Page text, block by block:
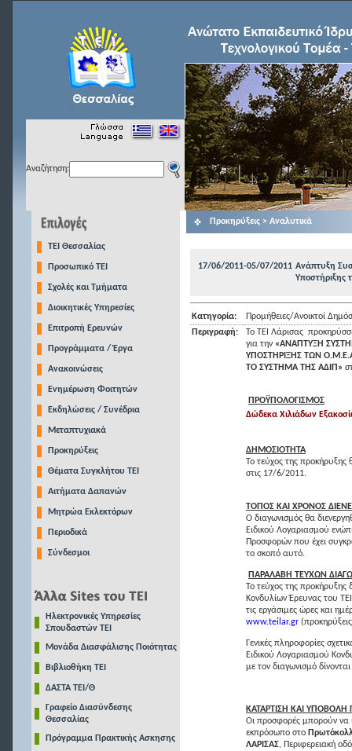
Αναζήτηση:
TEI Θεσσαλίας
Προσωπικό ΤΕΙ
Σχολές και Τμήματα
Διοικητικές Υπηρεσίες
Επιτροπή Ερευνών
Προγράμματα / Έργα
Ανακοινώσεις
Ενημέρωση Φοιτητών
Εκδηλώσεις / Συνέδρια
Μεταπτυχιακά
Προκηρύξεις
Θέματα Συγκλήτου ΤΕΙ
Αιτήματα Δαπανών
Μητρώα Εκλεκτόρων
Περιοδικά
Σύνδεσμοι
Ηλεκτρονικές Υπηρεσίες
Σπουδαστών ΤΕΙ
Μονάδα Διασφάλισης Ποιότητας
Βιβλιοθήκη ΤΕΙ
ΔΑΣΤΑ ΤΕΙ/Θ
Γραφείο Διασύνδεσης
Θεσσαλίας
Πρόγραμμα Πρακτικής Ασκησης
Προκηρύξεις > Αναλυτικά
17/06/2011-05/07/2011 Ανάπτυξη
Κατηγορία:
Προμήθειες/Ανοικτοί
Περιγραφή:
To TEI Λάρισας
για την «ΑΝΑΠΤΥΞΗ
ΥΠΟΣΤΗΡΙΞΗΣ ΤΩΝ
ΤΟ ΣΥΣΤΗΜΑ ΤΗΣ ΑΔΙΠ»
ΠΡΟΫΠΟΛΟΓΙΣΜΟΣ
Δώδεκα Χιλιάδων
ΔΗΜΟΣΙΟΤΗΤΑ
Το τεύχος της προκήρυξης
στις 17/6/2011.
ΤΟΠΟΣ ΚΑΙ ΧΡΟΝΟΣ
Ο διαγωνισμός θα
Ειδικού Λογαριασμού
Προσφορών που έχει
το σκοπό αυτό.
ΠΑΡΑΛΑΒΗ ΤΕΥΧΩΝ
Το τεύχος της προκήρυξης
Κονδυλίων Έρευνας του
τις εργάσιμες ώρες και
www.teilar.gr
Γενικές πληροφορίες
Ειδικού Λογαριασμού
με τον διαγωνισμό
ΚΑΤΑΡΤΙΣΗ ΚΑΙ
Οι προσφορές μπορούν να
εκπρόσωπο στο
ΛΑΡΙΣΑΣ, Περιφερειακή